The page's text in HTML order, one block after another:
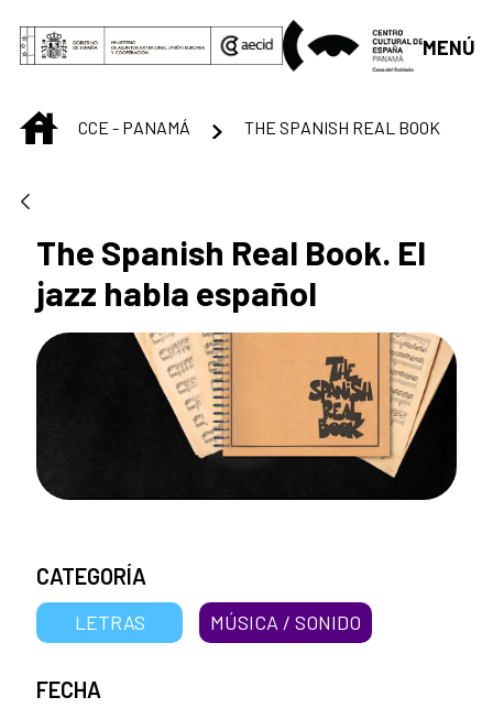
Saltar al contenido principal
MENÚ
INICIOCCE - PANAMÁ THE SPANISH REAL BOOK
The Spanish Real Book. El
jazz habla español
CATEGORÍA
LETRAS MÚSICA / SONIDO
FECHA